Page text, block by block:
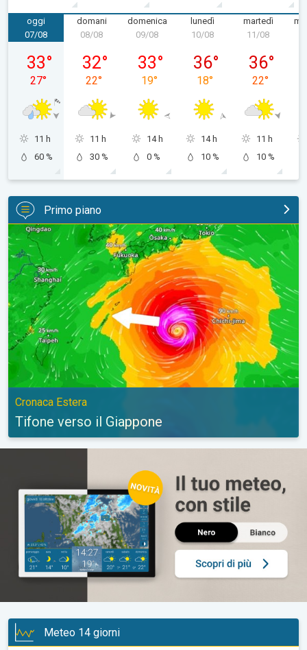
oggi
venerdì 07/08
07/08
33°
27°
11 h
60 %
domani
08/08
32°
22°
11 h
30 %
domenica
domenica 09/08
09/08
33°
19°
14 h
0 %
lunedì
10/08
36°
18°
14 h
10 %
martedì
11/08
36°
22°
11 h
10 %
Primo piano
Tifone verso il Giappone. Cronaca Estera. . .
Cronaca Estera
Tifone verso il Giappone
Meteo 14 giorni